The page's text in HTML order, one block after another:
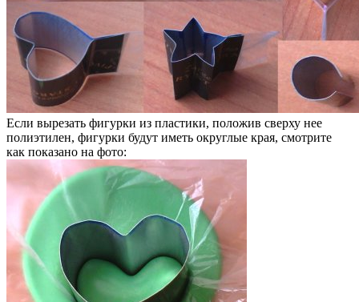
Если вырезать фигурки из пластики, положив сверху нее
полиэтилен, фигурки будут иметь округлые края, смотрите
как показано на фото: